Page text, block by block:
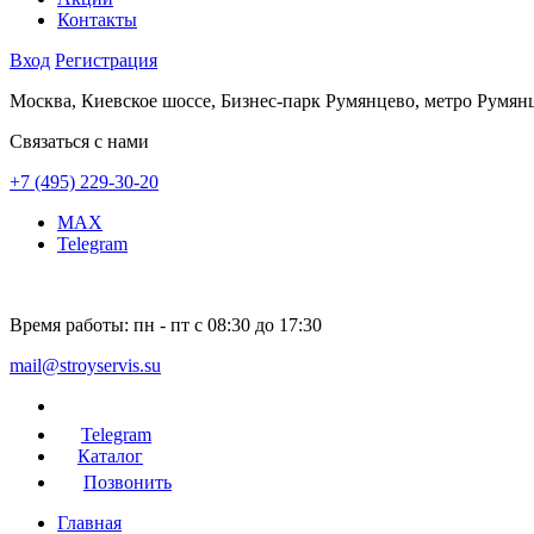
Контакты
Вход Регистрация
Москва, Киевское шоссе, Бизнес-парк Румянцево, метро
Связаться с нами
+7 (495) 229-30-20
MAX
Telegram
Время работы: пн - пт с 08:30 до 17:30
mail@stroyservis.su
Telegram
Каталог
Позвонить
Главная